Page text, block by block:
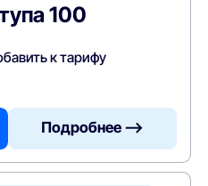
100
к тарифу
Подробнее —>